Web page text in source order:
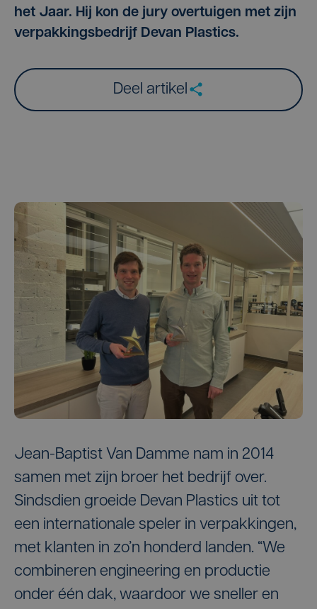
het Jaar. Hij kon de jury overtuigen met zijn
verpakkingsbedrijf Devan Plastics.
Deel artikel
Jean-Baptist Van Damme nam in 2014
samen met zijn broer het bedrijf over.
Sindsdien groeide Devan Plastics uit tot
een internationale speler in verpakkingen,
met klanten in zo’n honderd landen. “We
combineren engineering en productie
onder één dak, waardoor we sneller en